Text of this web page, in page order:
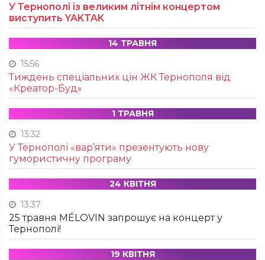
У Тернополі із великим літнім концертом
виступить YAKTAK
14 ТРАВНЯ
15:56
Тиждень спеціальних цін ЖК Тернополя від
«Креатор-Буд»
1 ТРАВНЯ
13:32
У Тернополі «вар’яти» презентують нову
гумористичну програму
24 КВІТНЯ
13:37
25 травня MÉLOVIN запрошує на концерт у
Тернополі!
19 КВІТНЯ